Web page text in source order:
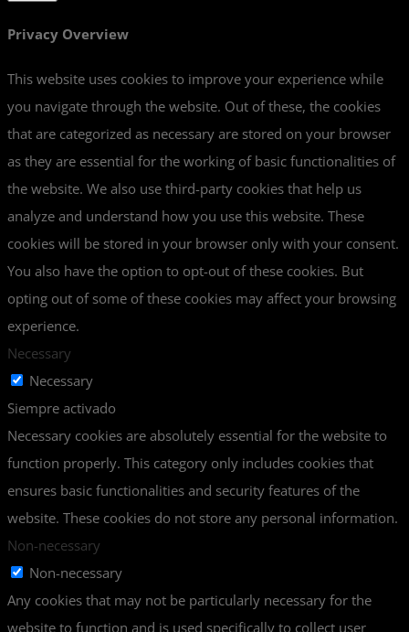
Privacy Overview
This website uses cookies to improve your experience while
you navigate through the website. Out of these, the cookies
that are categorized as necessary are stored on your browser
as they are essential for the working of basic functionalities of
the website. We also use third-party cookies that help us
analyze and understand how you use this website. These
cookies will be stored in your browser only with your consent.
You also have the option to opt-out of these cookies. But
opting out of some of these cookies may affect your browsing
experience.
Necessary
Necessary
Siempre activado
Necessary cookies are absolutely essential for the website to
function properly. This category only includes cookies that
ensures basic functionalities and security features of the
website. These cookies do not store any personal information.
Non-necessary
Non-necessary
Any cookies that may not be particularly necessary for the
website to function and is used specifically to collect user